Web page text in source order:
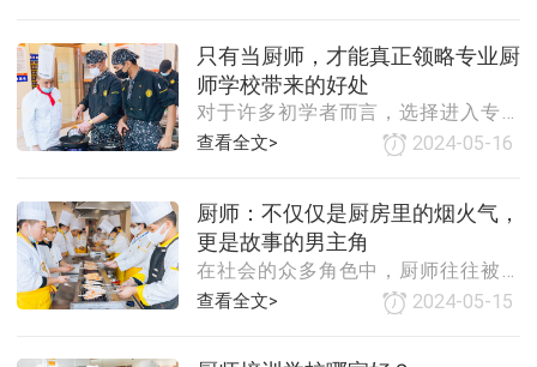
够为学生提供系统全面的烹饪知识和
技能培训。以下是
全面、更系统、更专业的知识和技
能。一、系统的教学体系专业厨师学
校拥有完善的教学体系，从基础理论
知识到实践操作技能，从原料选择到
学生打下坚实的基础，为后续的学习
和发展提供有力的支
只有当厨师，才能真正领略专业厨
师学校带来的好处
对于许多初学者而言，选择进入专业
厨师学校可能仅仅是因为对烹饪的热
业，成为一名厨师后，才能深刻感受
到专业厨师学校所带来的种种好处。
一、扎实的理论基础在厨师学校，学
生不仅要学习各种烹饪技巧，更要深
2024-05-16
查看全文>
厨师：不仅仅是厨房里的烟火气，
更是故事的男主角
在社会的众多角色中，厨师往往被看
作是幕后英雄，他们默默地在厨房里
2024-05-15
查看全文>